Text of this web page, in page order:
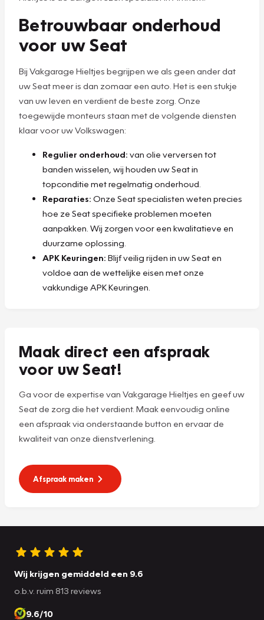
Betrouwbaar onderhoud
voor uw Seat
Bij Vakgarage Hieltjes begrijpen we als geen ander dat
uw Seat meer is dan zomaar een auto. Het is een stukje
van uw leven en verdient de beste zorg. Onze
toegewijde monteurs staan met de volgende diensten
klaar voor uw Volkswagen:
Regulier onderhoud: van olie verversen tot
banden wisselen, wij houden uw Seat in
topconditie met regelmatig onderhoud.
Reparaties: Onze Seat specialisten weten precies
hoe ze Seat specifieke problemen moeten
aanpakken. Wij zorgen voor een kwalitatieve en
duurzame oplossing.
APK Keuringen: Blijf veilig rijden in uw Seat en
voldoe aan de wettelijke eisen met onze
vakkundige APK Keuringen.
Maak direct een afspraak
voor uw Seat!
Ga voor de expertise van Vakgarage Hieltjes en geef uw
Seat de zorg die het verdient. Maak eenvoudig online
een afspraak via onderstaande button en ervaar de
kwaliteit van onze dienstverlening.
Afspraak maken
Wij krijgen gemiddeld een 9.6
o.b.v. ruim 813 reviews
9.6/10